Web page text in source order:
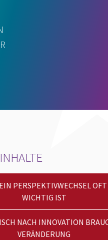
PERSPEKTIVWECHSEL OFT
WICHTIG IST
NACH INNOVATION
VERÄNDERUNG